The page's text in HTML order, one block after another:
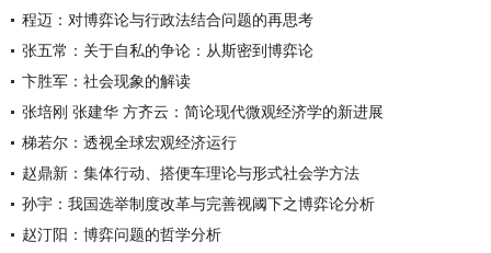
程迈：对博弈论与行政法结合问题的再思考
张五常：关于自私的争论：从斯密到博弈论
卞胜军：社会现象的解读
张培刚 张建华 方齐云：简论现代微观经济学的新进展
梯若尔：透视全球宏观经济运行
赵鼎新：集体行动、搭便车理论与形式社会学方法
孙宇：我国选举制度改革与完善视阈下之博弈论分析
赵汀阳：博弈问题的哲学分析